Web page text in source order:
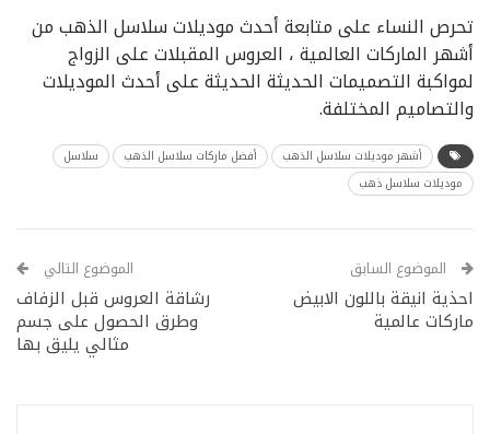
تحرص النساء على متابعة أحدث موديلات سلاسل الذهب من
أشهر الماركات العالمية ، العروس المقبلات على الزواج
لمواكبة التصميمات الحديثة الحديثة على أحدث الموديلات
والتصاميم المختلفة.
أشهر موديلات سلاسل الذهب أفضل ماركات سلاسل الذهب
سلاسل
موديلات سلاسل ذهب
الموضوع السابق
احذية انيقة باللون الابيض
ماركات عالمية
الموضوع التالي
رشاقة العروس قبل الزفاف
وطرق الحصول على جسم
مثالي يليق بها